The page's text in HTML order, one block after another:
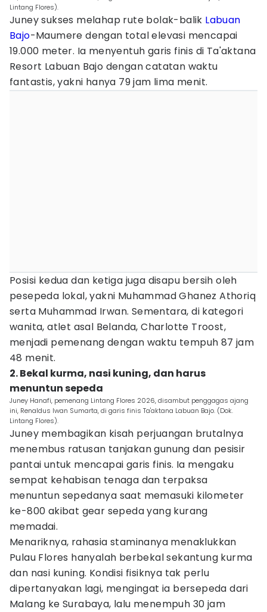
Lintang Flores).
Juney sukses melahap rute bolak-balik Labuan
Bajo-Maumere dengan total elevasi mencapai
19.000 meter. Ia menyentuh garis finis di Ta'aktana
Resort Labuan Bajo dengan catatan waktu
fantastis, yakni hanya 79 jam lima menit.
Posisi kedua dan ketiga juga disapu bersih oleh
pesepeda lokal, yakni Muhammad Ghanez Athoriq
serta Muhammad Irwan. Sementara, di kategori
wanita, atlet asal Belanda, Charlotte Troost,
menjadi pemenang dengan waktu tempuh 87 jam
48 menit.
2. Bekal kurma, nasi kuning, dan harus
menuntun sepeda
Juney Hanafi, pemenang Lintang Flores 2026, disambut penggagas ajang
ini, Renaldus Iwan Sumarta, di garis finis Ta'aktana Labuan Bajo. (Dok.
Lintang Flores).
Juney membagikan kisah perjuangan brutalnya
menembus ratusan tanjakan gunung dan pesisir
pantai untuk mencapai garis finis. Ia mengaku
sempat kehabisan tenaga dan terpaksa
menuntun sepedanya saat memasuki kilometer
ke-800 akibat gear sepeda yang kurang
memadai.
Menariknya, rahasia staminanya menaklukkan
Pulau Flores hanyalah berbekal sekantung kurma
dan nasi kuning. Kondisi fisiknya tak perlu
dipertanyakan lagi, mengingat ia bersepeda dari
Malang ke Surabaya, lalu menempuh 30 jam